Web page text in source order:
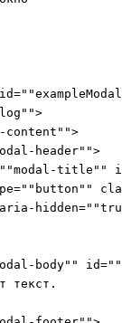
content"">
header"">
title""
body""
текст.